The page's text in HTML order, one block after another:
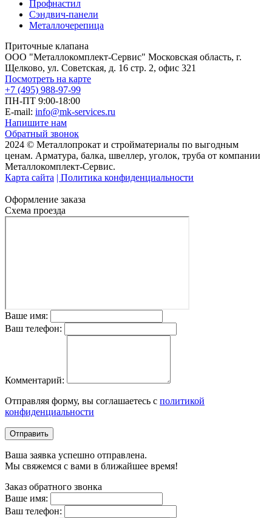
Профнастил
Сэндвич-панели
Металлочерепица
Приточные клапана
ООО "Металлокомплект-Сервис" Московская область, г.
Щелково, ул. Советская, д. 16 стр. 2, офис 321
Посмотреть на карте
+7 (495) 988-97-99
ПН-ПТ 9:00-18:00
E-mail: info@mk-services.ru
Напишите нам
Обратный звонок
2024 © Металлопрокат и стройматериалы по выгодным
ценам. Арматура, балка, швеллер, уголок, труба от компании
Металлокомплект-Сервис.
Карта сайта | Политика конфиденциальности
Оформление заказа
Схема проезда
Ваше имя:
Ваш телефон:
Комментарий:
Отправляя форму, вы соглашаетесь с политикой
конфиденциальности
Отправить
Ваша заявка успешно отправлена.
Мы свяжемся с вами в ближайшее время!
Заказ обратного звонка
Ваше имя:
Ваш телефон: